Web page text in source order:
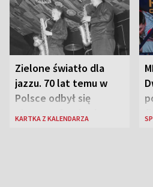
Zielone światło dla
jazzu. 70 lat temu w
Polsce odbył się
pierwszy festiwal
KARTKA Z KALENDARZA